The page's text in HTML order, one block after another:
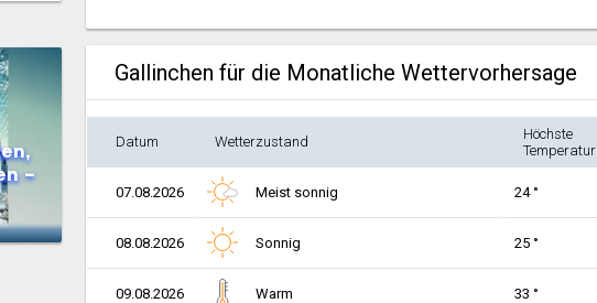
–
Gallinchen für die Monatliche Wettervorhersage
Datum Wetterzustand
Höchste
Temperatur
07.08.2026 Meist sonnig 24 °
08.08.2026 Sonnig 25 °
09.08.2026 Warm 33 °